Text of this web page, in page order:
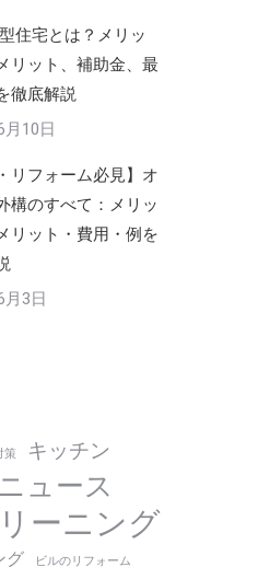
住宅とは？メリッ
リット、補助金、最
徹底解説
月10日
リフォーム必見】オ
構のすべて：メリッ
リット・費用・例を
月3日
策 キッチン
ニュース
ーニング
グ ビルのリフォーム